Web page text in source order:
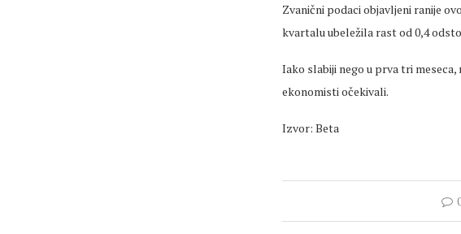
Zvanični podaci objavljeni ranije
kvartalu ubeležila rast od 0,4
Iako slabiji nego u prva tri
ekonomisti očekivali.
Izvor: Beta